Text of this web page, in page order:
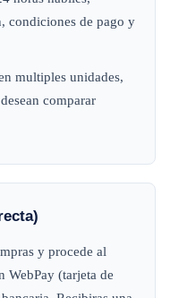
condiciones de pago y
multiples unidades,
comparar
y procede al
WebPay (tarjeta de